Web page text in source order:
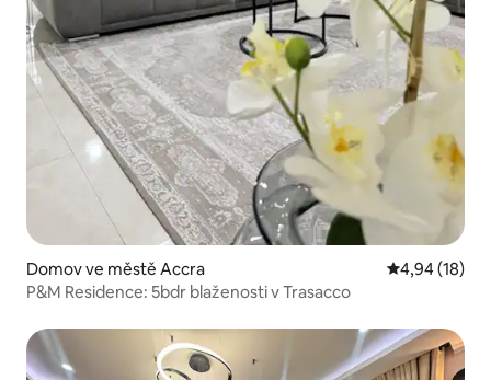
Domov ve městě Accra Průměrné
4,94 (18)
P&M Residence: 5bdr blaženosti v Trasacco